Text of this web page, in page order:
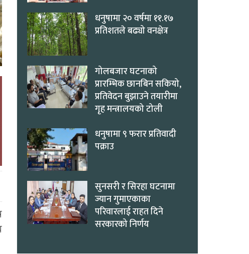
धनुषामा २० वर्षमा ११.१७
प्रतिशतले बढ्यो वनक्षेत्र
गोलबजार घटनाको
प्रारम्भिक छानबिन सकियो,
प्रतिवेदन बुझाउने तयारीमा
गृह मन्त्रालयको टोली
धनुषामा ९ फरार प्रतिवादी
पक्राउ
सुनसरी र सिरहा घटनामा
ज्यान गुमाएकाका
परिवारलाई राहत दिने
सरकारको निर्णय